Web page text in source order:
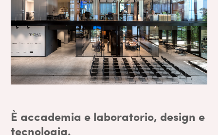
È accademia e laboratorio, design e
tecnologia.